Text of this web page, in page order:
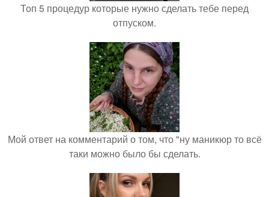
Топ 5 процедур которые нужно сделать тебе перед
отпуском.
Мой ответ на комментарий о том, что "ну маникюр то всё
таки можно было бы сделать.